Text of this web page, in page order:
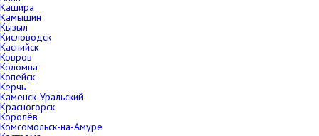
Кашира
Камышин
Кызыл
Кисловодск
Каспийск
Ковров
Коломна
Копейск
Керчь
Каменск-Уральский
Красногорск
Королёв
Комсомольск-на-Амуре